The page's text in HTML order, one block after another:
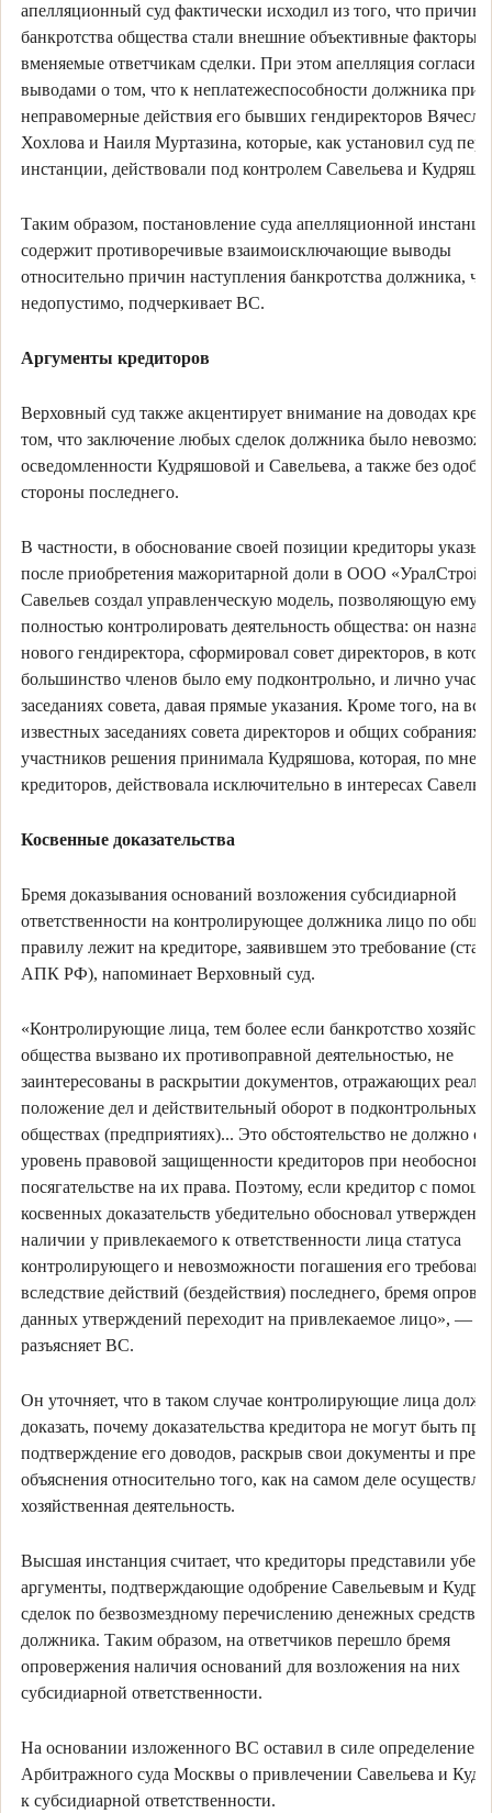
апелляционный суд фактически исходил из того, что
банкротства общества стали внешние объективные факторы,
вменяемые ответчикам сделки. При этом апелляция
выводами о том, что к неплатежеспособности должника
неправомерные действия его бывших гендиректоров
Хохлова и Наиля Муртазина, которые, как установил суд
инстанции, действовали под контролем Савельева и
Таким образом, постановление суда апелляционной
содержит противоречивые взаимоисключающие выводы
относительно причин наступления банкротства должника,
недопустимо, подчеркивает ВС.
Аргументы кредиторов
Верховный суд также акцентирует внимание на доводах
том, что заключение любых сделок должника было
осведомленности Кудряшовой и Савельева, а также без
стороны последнего.
В частности, в обоснование своей позиции кредиторы
после приобретения мажоритарной доли в ООО
Савельев создал управленческую модель, позволяющую ему
полностью контролировать деятельность общества: он
нового гендиректора, сформировал совет директоров, в
большинство членов было ему подконтрольно, и лично
заседаниях совета, давая прямые указания. Кроме того, на
известных заседаниях совета директоров и общих собраниях
участников решения принимала Кудряшова, которая, по
кредиторов, действовала исключительно в интересах
Косвенные доказательства
Бремя доказывания оснований возложения субсидиарной
ответственности на контролирующее должника лицо по
правилу лежит на кредиторе, заявившем это требование
АПК РФ), напоминает Верховный суд.
«Контролирующие лица, тем более если банкротство
общества вызвано их противоправной деятельностью, не
заинтересованы в раскрытии документов, отражающих
положение дел и действительный оборот в подконтрольных
обществах (предприятиях)... Это обстоятельство не должно
уровень правовой защищенности кредиторов при
посягательстве на их права. Поэтому, если кредитор с
косвенных доказательств убедительно обосновал
наличии у привлекаемого к ответственности лица статуса
контролирующего и невозможности погашения его
вследствие действий (бездействия) последнего, бремя
данных утверждений переходит на привлекаемое лицо», —
разъясняет ВС.
Он уточняет, что в таком случае контролирующие лица
доказать, почему доказательства кредитора не могут быть
подтверждение его доводов, раскрыв свои документы и
объяснения относительно того, как на самом деле
хозяйственная деятельность.
Высшая инстанция считает, что кредиторы представили
аргументы, подтверждающие одобрение Савельевым и
сделок по безвозмездному перечислению денежных средств
должника. Таким образом, на ответчиков перешло бремя
опровержения наличия оснований для возложения на них
субсидиарной ответственности.
На основании изложенного ВС оставил в силе определение
Арбитражного суда Москвы о привлечении Савельева и
к субсидиарной ответственности.